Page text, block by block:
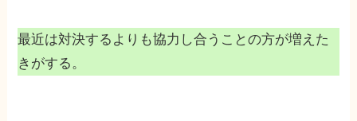
最近は対決するよりも協力し合うことの方が増えた
きがする。